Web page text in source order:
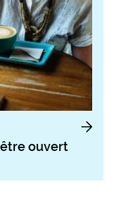
ouvert